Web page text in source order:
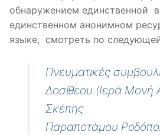
обнаружением единственной
единственном анонимном
языке, смотреть по
Πνευματικές
Δοσίθεου (Ιερά Μονή
Σκέπης
Παραποτάμου